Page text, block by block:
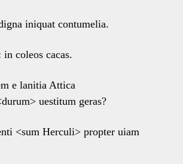
iniquat contumelia.
coleos cacas.
e lanitia Attica
uestitum geras?
<sum Herculi> propter uiam